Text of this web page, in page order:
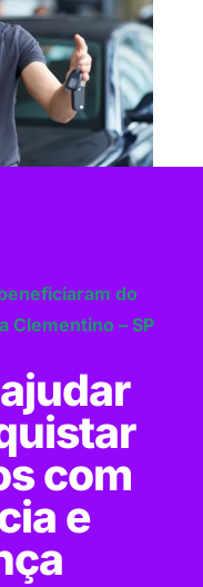
do
Clementino – SP
com
e